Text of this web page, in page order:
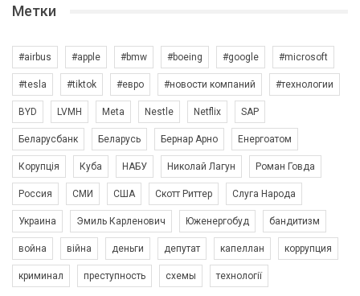
Метки
#airbus #apple #bmw #boeing #google #microsoft
#tesla #tiktok #евро #новости компаний #технологии
BYD LVMH Meta Nestle Netflix SAP
Беларусбанк Беларусь Бернар Арно Енергоатом
Корупція Куба НАБУ Николай Лагун Роман Говда
Россия СМИ США Скотт Риттер Слуга Народа
Украина Эмиль Карленович Юженергобуд бандитизм
война війна деньги депутат капеллан коррупция
криминал преступность схемы технології